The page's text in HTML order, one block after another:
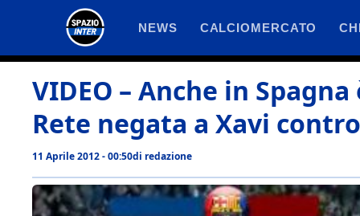
contenuto
NEWS CALCIOMERCATO
VIDEO – Anche in
Rete negata a Xavi
11 Aprile 2012 - 00:50di redazione